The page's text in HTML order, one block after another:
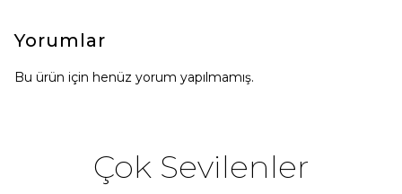
Yorumlar
Bu ürün için henüz yorum yapılmamış.
Çok Sevilenler